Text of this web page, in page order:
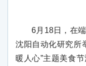
6月18日，在
沈阳自动化研究所
暖人心”主题美食